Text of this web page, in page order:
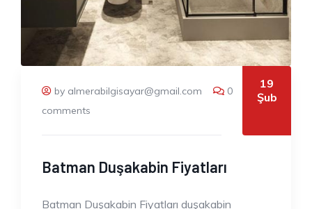
by almerabilgisayar@gmail.com
0
comments
19
Şub
Batman Duşakabin Fiyatları
Batman Duşakabin Fiyatları duşakabin